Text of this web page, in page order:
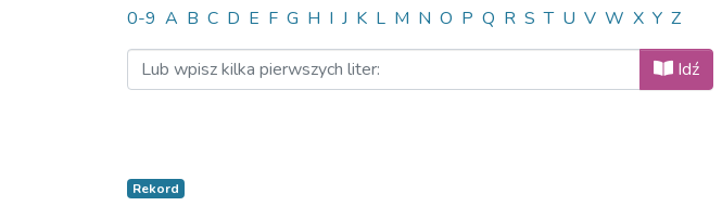
Przeglądanie 2016, Volume 10, Issue 1
0-9 A B C D E F G H I J K L M N O P Q R S T U V W X Y Z
Idź
Rekord